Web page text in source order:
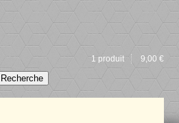
1 produit
9,00 €
Recherche